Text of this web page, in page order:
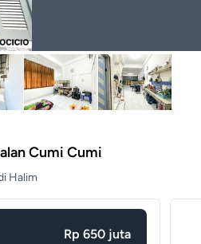
Cumi Cumi
Halim
Rp 650 juta